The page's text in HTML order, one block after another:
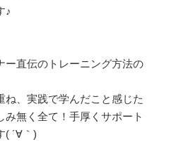
♪
ー直伝のトレーニング方法の
、実践で学んだこと感じた
み無く全て！手厚くサポート
( ´∀｀)